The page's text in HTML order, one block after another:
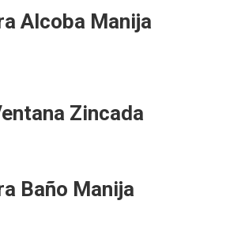
Alcoba Manija
Zincada
Baño Manija